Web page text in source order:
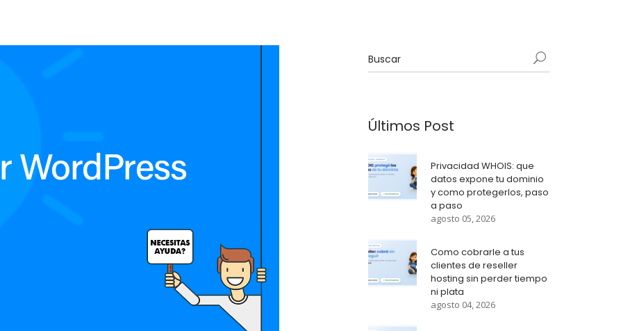
Últimos Post
Privacidad WHOIS: que
datos expone tu dominio
y como protegerlos, paso
a paso
agosto 05, 2026
Como cobrarle a tus
clientes de reseller
hosting sin perder tiempo
ni plata
agosto 04, 2026